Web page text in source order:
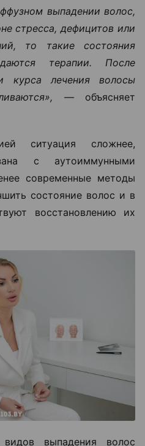
выпадении волос,
стресса, дефицитов или
то такие состояния
терапии. После
курса лечения волосы
—объясняет
ситуация сложнее,
с аутоиммунными
современные методы
состояние волос и в
восстановлению их
выпадения волос